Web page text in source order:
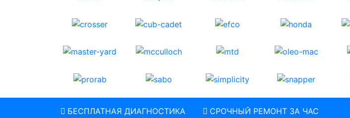
БЕСПЛАТНАЯ ДИАГНОСТИКА СРОЧНЫЙ РЕМОНТ ЗА ЧАС